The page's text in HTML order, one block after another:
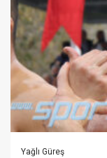
Yağlı Güreş